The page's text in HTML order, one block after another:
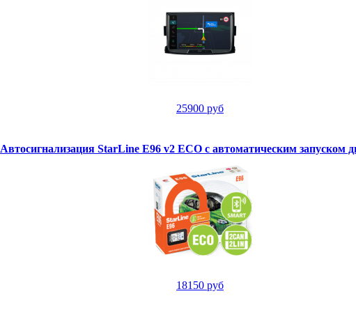
25900 руб
Автосигнализация StarLine E96 v2 ECO с автоматическим запуском
18150 руб